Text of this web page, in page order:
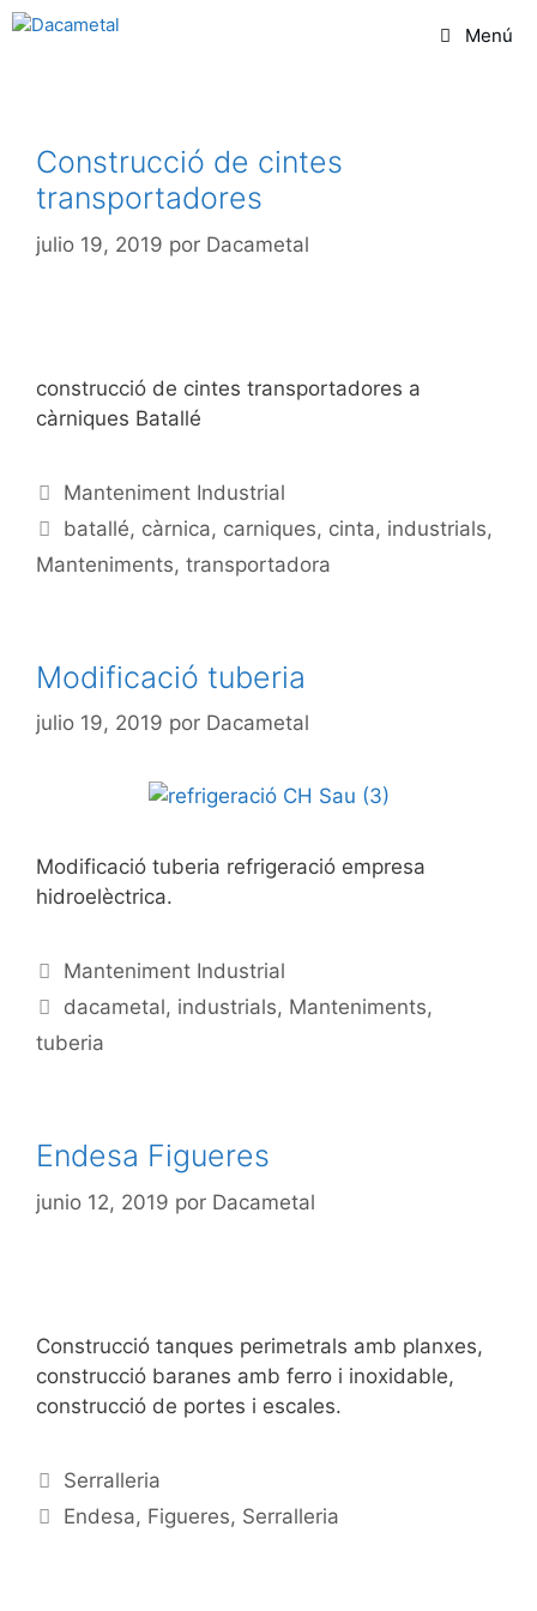
Menú
Construcció de cintes
transportadores
julio 19, 2019 por Dacametal
construcció de cintes transportadores a
càrniques Batallé
Manteniment Industrial
batallé, càrnica, carniques, cinta, industrials,
Manteniments, transportadora
Modificació tuberia
julio 19, 2019 por Dacametal
Modificació tuberia refrigeració empresa
hidroelèctrica.
Manteniment Industrial
dacametal, industrials, Manteniments,
tuberia
Endesa Figueres
junio 12, 2019 por Dacametal
Construcció tanques perimetrals amb planxes,
construcció baranes amb ferro i inoxidable,
construcció de portes i escales.
Serralleria
Endesa, Figueres, Serralleria